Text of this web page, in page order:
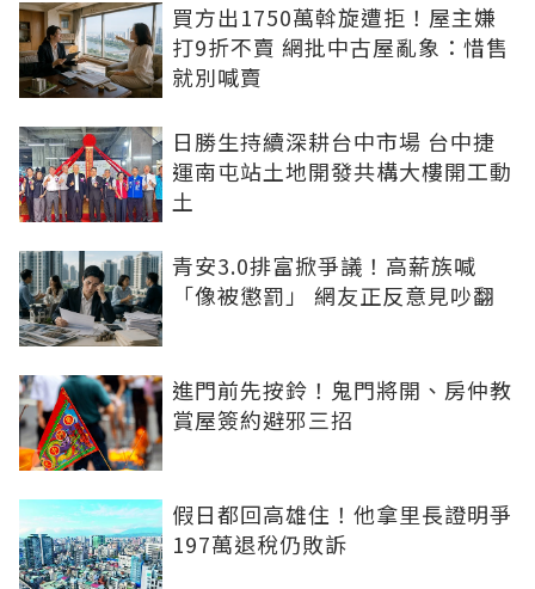
買方出1750萬斡旋遭拒！屋主嫌
打9折不賣 網批中古屋亂象：惜售
就別喊賣
日勝生持續深耕台中市場 台中捷
運南屯站土地開發共構大樓開工動
土
青安3.0排富掀爭議！高薪族喊
「像被懲罰」 網友正反意見吵翻
進門前先按鈴！鬼門將開、房仲教
賞屋簽約避邪三招
假日都回高雄住！他拿里長證明爭
197萬退稅仍敗訴